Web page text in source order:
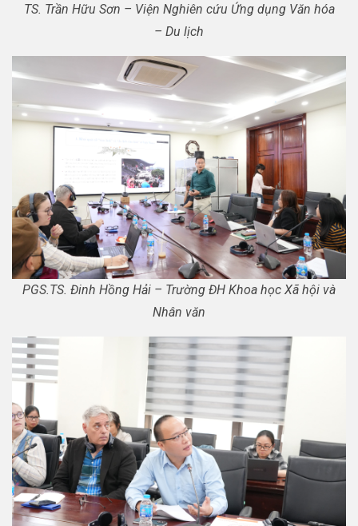
TS. Trần Hữu Sơn – Viện Nghiên cứu Ứng dụng Văn hóa
– Du lịch
PGS.TS. Đinh Hồng Hải – Trường ĐH Khoa học Xã hội và
Nhân văn